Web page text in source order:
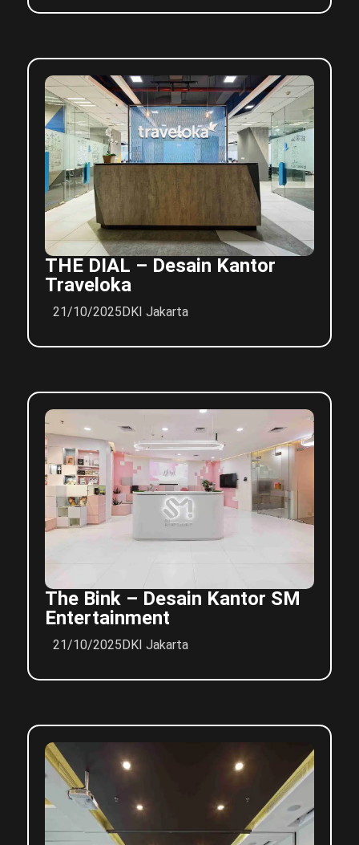
THE DIAL – Desain Kantor
Traveloka
21/10/2025DKI Jakarta
The Bink – Desain Kantor SM
Entertainment
21/10/2025 DKI Jakarta